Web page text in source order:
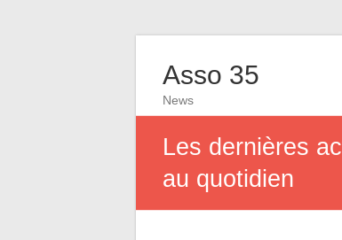
Asso 35
News
Les dernières
au quotidien